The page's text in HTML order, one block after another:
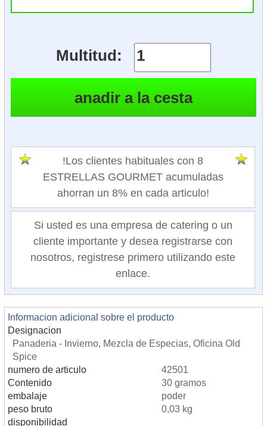
Multitud:
!Los clientes habituales con 8
ESTRELLAS GOURMET acumuladas
ahorran un 8% en cada articulo!
Si usted es una empresa de catering o un
cliente importante y desea registrarse con
nosotros, registrese primero utilizando este
enlace.
Informacion adicional sobre el producto
Designacion
Panaderia - Invierno, Mezcla de Especias, Oficina Old
Spice
numero de articulo
42501
Contenido
30 gramos
embalaje
poder
peso bruto
0,03 kg
disponibilidad